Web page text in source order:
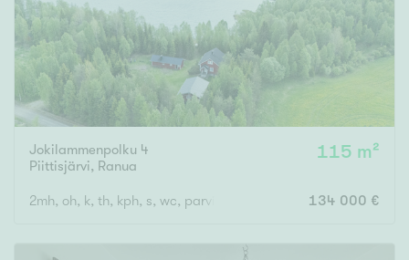
Jokilammenpolku 4
Piittisjärvi, Ranua
115 m²
2mh, oh, k, th, kph, s, wc, parvi 134 000 €